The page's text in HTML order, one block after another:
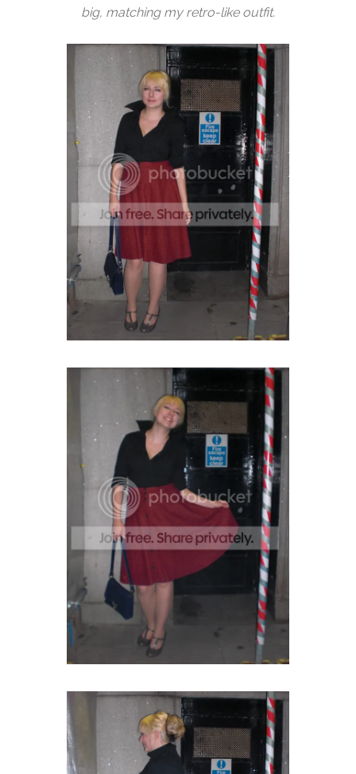
big, matching my retro-like outfit.